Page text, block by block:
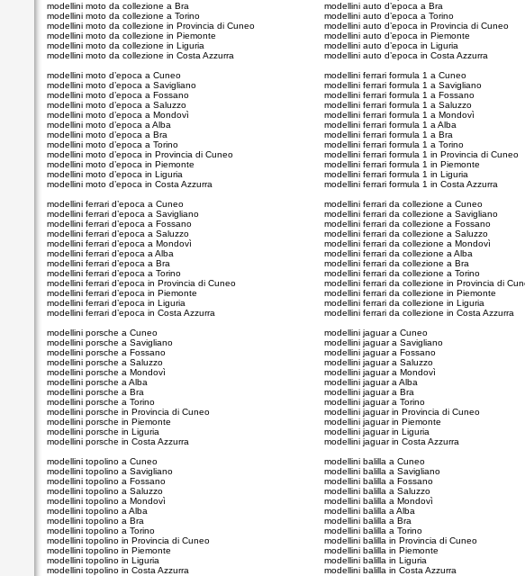
modellini moto da collezione a Bra
modellini moto da collezione a Torino
modellini moto da collezione in Provincia di Cuneo
modellini moto da collezione in Piemonte
modellini moto da collezione in Liguria
modellini moto da collezione in Costa Azzurra
modellini moto d’epoca a Cuneo
modellini moto d’epoca a Savigliano
modellini moto d’epoca a Fossano
modellini moto d’epoca a Saluzzo
modellini moto d’epoca a Mondovì
modellini moto d’epoca a Alba
modellini moto d’epoca a Bra
modellini moto d’epoca a Torino
modellini moto d’epoca in Provincia di Cuneo
modellini moto d’epoca in Piemonte
modellini moto d’epoca in Liguria
modellini moto d’epoca in Costa Azzurra
modellini ferrari d’epoca a Cuneo
modellini ferrari d’epoca a Savigliano
modellini ferrari d’epoca a Fossano
modellini ferrari d’epoca a Saluzzo
modellini ferrari d’epoca a Mondovì
modellini ferrari d’epoca a Alba
modellini ferrari d’epoca a Bra
modellini ferrari d’epoca a Torino
modellini ferrari d’epoca in Provincia di Cuneo
modellini ferrari d’epoca in Piemonte
modellini ferrari d’epoca in Liguria
modellini ferrari d’epoca in Costa Azzurra
modellini porsche a Cuneo
modellini porsche a Savigliano
modellini porsche a Fossano
modellini porsche a Saluzzo
modellini porsche a Mondovì
modellini porsche a Alba
modellini porsche a Bra
modellini porsche a Torino
modellini porsche in Provincia di Cuneo
modellini porsche in Piemonte
modellini porsche in Liguria
modellini porsche in Costa Azzurra
modellini topolino a Cuneo
modellini topolino a Savigliano
modellini topolino a Fossano
modellini topolino a Saluzzo
modellini topolino a Mondovì
modellini topolino a Alba
modellini topolino a Bra
modellini topolino a Torino
modellini topolino in Provincia di Cuneo
modellini topolino in Piemonte
modellini topolino in Liguria
modellini topolino in Costa Azzurra
modellini auto d’epoca a Bra
modellini auto d’epoca a Torino
modellini auto d’epoca in Provincia di Cuneo
modellini auto d’epoca in Piemonte
modellini auto d’epoca in Liguria
modellini auto d’epoca in Costa Azzurra
modellini ferrari formula 1 a Cuneo
modellini ferrari formula 1 a Savigliano
modellini ferrari formula 1 a Fossano
modellini ferrari formula 1 a Saluzzo
modellini ferrari formula 1 a Mondovì
modellini ferrari formula 1 a Alba
modellini ferrari formula 1 a Bra
modellini ferrari formula 1 a Torino
modellini ferrari formula 1 in Provincia di Cuneo
modellini ferrari formula 1 in Piemonte
modellini ferrari formula 1 in Liguria
modellini ferrari formula 1 in Costa Azzurra
modellini ferrari da collezione a Cuneo
modellini ferrari da collezione a Savigliano
modellini ferrari da collezione a Fossano
modellini ferrari da collezione a Saluzzo
modellini ferrari da collezione a Mondovì
modellini ferrari da collezione a Alba
modellini ferrari da collezione a Bra
modellini ferrari da collezione a Torino
modellini ferrari da collezione in Provincia di
modellini ferrari da collezione in Piemonte
modellini ferrari da collezione in Liguria
modellini ferrari da collezione in Costa Azzurra
modellini jaguar a Cuneo
modellini jaguar a Savigliano
modellini jaguar a Fossano
modellini jaguar a Saluzzo
modellini jaguar a Mondovì
modellini jaguar a Alba
modellini jaguar a Bra
modellini jaguar a Torino
modellini jaguar in Provincia di Cuneo
modellini jaguar in Piemonte
modellini jaguar in Liguria
modellini jaguar in Costa Azzurra
modellini balilla a Cuneo
modellini balilla a Savigliano
modellini balilla a Fossano
modellini balilla a Saluzzo
modellini balilla a Mondovì
modellini balilla a Alba
modellini balilla a Bra
modellini balilla a Torino
modellini balilla in Provincia di Cuneo
modellini balilla in Piemonte
modellini balilla in Liguria
modellini balilla in Costa Azzurra